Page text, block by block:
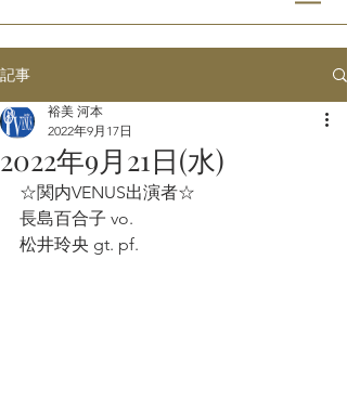
記事
2022年9月21日(水)
裕美 河本
2022年9月17日
☆関内VENUS出演者☆
長島百合子 vo.
松井玲央 gt. pf.